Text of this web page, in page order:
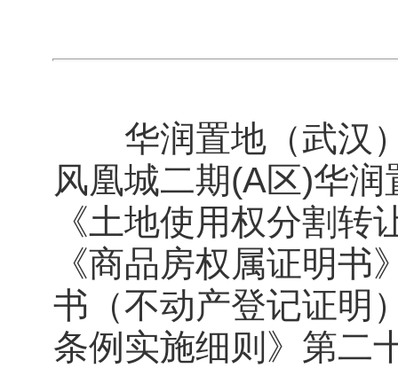
华润置地（武汉）
风凰城二期(A区)华
《土地使用权分割
《商品房权属证明
书（不动产登记证明
条例实施细则》第二